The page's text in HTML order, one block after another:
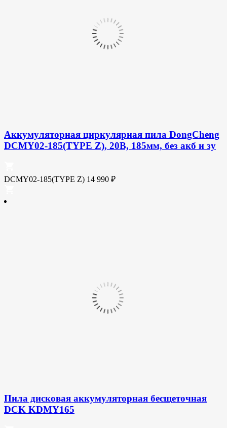
Аккумуляторная циркулярная пила DongCheng
DCMY02-185(TYPE Z), 20В, 185мм, без акб и зу
DCMY02-185(TYPE Z) 14 990 ₽
Пила дисковая аккумуляторная бесщеточная
DCK KDMY165